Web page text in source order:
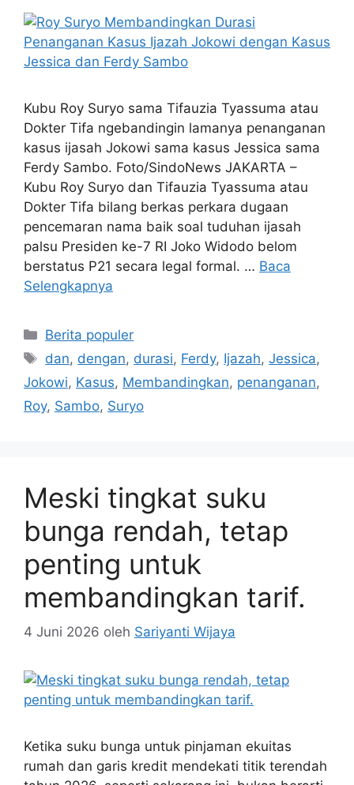
Kubu Roy Suryo sama Tifauzia Tyassuma atau
Dokter Tifa ngebandingin lamanya penanganan
kasus ijasah Jokowi sama kasus Jessica sama
Ferdy Sambo. Foto/SindoNews JAKARTA –
Kubu Roy Suryo dan Tifauzia Tyassuma atau
Dokter Tifa bilang berkas perkara dugaan
pencemaran nama baik soal tuduhan ijasah
palsu Presiden ke-7 RI Joko Widodo belom
berstatus P21 secara legal formal. … Baca
Selengkapnya
Kategori
Berita populer
Tag
dan, dengan, durasi, Ferdy, Ijazah,Jessica,
Jokowi, Kasus, Membandingkan, penanganan,
Roy, Sambo, Suryo
Meski tingkat suku
bunga rendah, tetap
penting untuk
membandingkan tarif.
4 Juni 2026 oleh Sariyanti Wijaya
Ketika suku bunga untuk pinjaman ekuitas
rumah dan garis kredit mendekati titik terendah